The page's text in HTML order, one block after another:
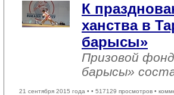
К
ханства в
барысы»
Призовой
барысы»
21 сентября 2015 года • • 517129 просмотров •